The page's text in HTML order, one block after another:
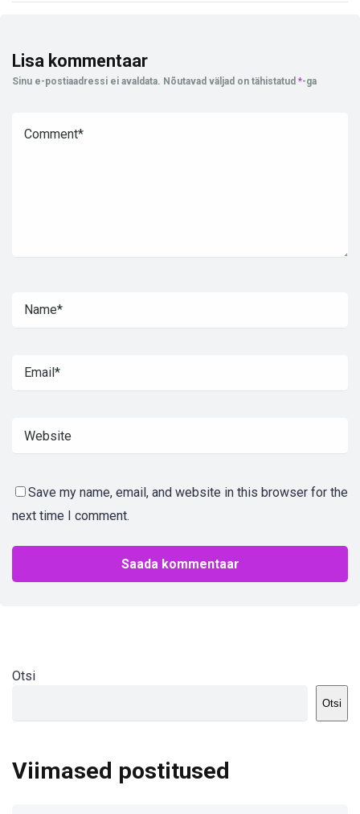
Lisa kommentaar
Sinu e-postiaadressi ei avaldata. Nõutavad väljad on tähistatud *-ga
Save my name, email, and website in this browser for the
next time I comment.
Otsi
Otsi
Viimased postitused